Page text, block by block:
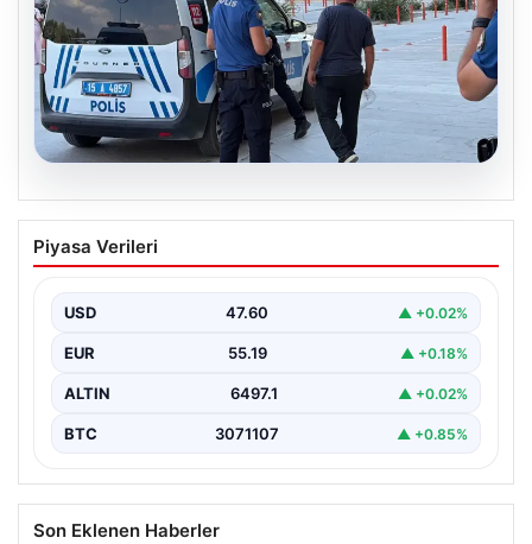
05.08.2026
Park yeri kavgası kanlı bitti: Baba ve
oğlu bıçaklandı
Piyasa Verileri
USD 47.60 ▲ +0.02%
EUR 55.19 ▲ +0.18%
ALTIN 6497.1 ▲ +0.02%
BTC 3071107 ▲ +0.85%
Son Eklenen Haberler